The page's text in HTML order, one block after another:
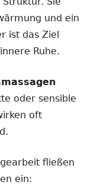
und ein
ist das Ziel
Ruhe.
oder sensible
oft
fließen
ein: